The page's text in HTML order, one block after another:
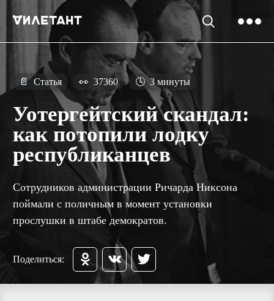
📄 Статья 👀 37360 🕓 3 минуты
Уотергейтский скандал:
как потопили лодку
республиканцев
Сотрудников администрации Ричарда Никсона
поймали с поличным в момент установки
прослушки в штабе демократов.
Поделиться: